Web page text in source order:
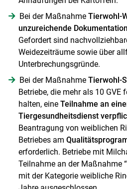
Skip to main
Bei der Maßnahme Tierwohl-
unzureichende
Gefordert sind
Weidezeiträume sowie über
Unterbrechungsgründe.
Bei der Maßnahme Tierwohl-
Betriebe, die mehr als 10 GVE
halten, eine Teilnahme an
Tiergesundheitsdienst
Beantragung von weiblichen
Betriebes am
erforderlich. Betriebe mit
Teilnahme an der Maßnahme
mit der Kategorie weibliche